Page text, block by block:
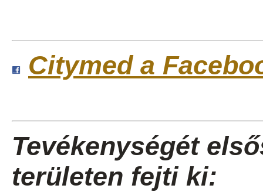
Citymed a
Tevékenységét
területen fejti ki: